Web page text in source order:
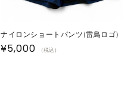
ナイロンショートパンツ(雷鳥ロゴ)
通
¥5,000 （税込）